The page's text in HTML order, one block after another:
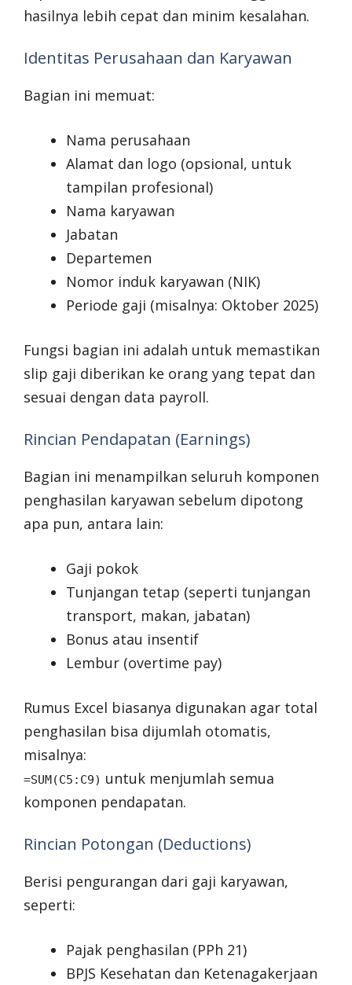
hasilnya lebih cepat dan minim kesalahan.
Identitas Perusahaan dan Karyawan
Bagian ini memuat:
Nama perusahaan
Alamat dan logo (opsional, untuk
tampilan profesional)
Nama karyawan
Jabatan
Departemen
Nomor induk karyawan (NIK)
Periode gaji (misalnya: Oktober 2025)
Fungsi bagian ini adalah untuk memastikan
slip gaji diberikan ke orang yang tepat dan
sesuai dengan data payroll.
Rincian Pendapatan (Earnings)
Bagian ini menampilkan seluruh komponen
penghasilan karyawan sebelum dipotong
apa pun, antara lain:
Gaji pokok
Tunjangan tetap (seperti tunjangan
transport, makan, jabatan)
Bonus atau insentif
Lembur (overtime pay)
Rumus Excel biasanya digunakan agar total
penghasilan bisa dijumlah otomatis,
misalnya:
=SUM(C5:C9) untuk menjumlah semua
komponen pendapatan.
Rincian Potongan (Deductions)
Berisi pengurangan dari gaji karyawan,
seperti:
Pajak penghasilan (PPh 21)
BPJS Kesehatan dan Ketenagakerjaan